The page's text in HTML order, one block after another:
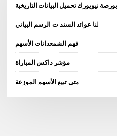
بورصة نيويورك تحميل البيانات التاريخية
لنا عوائد السندات الرسم البياني
فهم الشمعدانات الأسهم
مؤشر داكس المباراة
متى تبيع الأسهم الموزعة